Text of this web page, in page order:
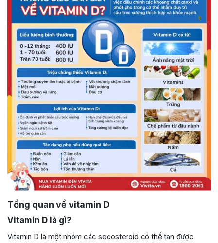
Tổng quan về vitamin D
Vitamin D là gì?
Vitamin D là một nhóm các secosteroid có thể tan được